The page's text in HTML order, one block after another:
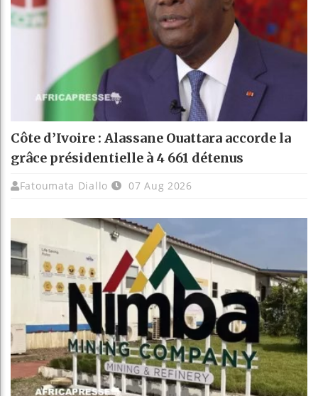
Côte d’Ivoire : Alassane Ouattara accorde la
grâce présidentielle à 4 661 détenus
Fatoumata Diallo 07 Aug 2026